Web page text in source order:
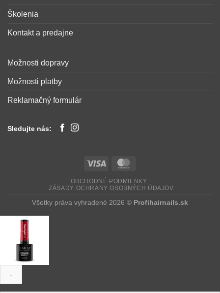
Školenia
Kontakt a predajne
Možnosti dopravy
Možnosti platby
Reklamačný formulár
Sledujte nás:
OBCHODNÉ PODMIENKY
ZÁSADY OCHRANY OSOBNÝCH ÚDAJOV
Všetky práva vyhradené 2026 © Profihairnails.sk